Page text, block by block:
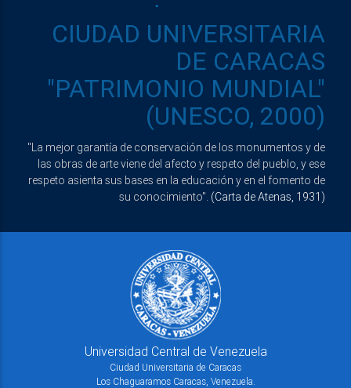
CIUDAD UNIVERSITARIA
DE CARACAS
"PATRIMONIO MUNDIAL"
(UNESCO, 2000)
"La mejor garantía de conservación de los monumentos y de
las obras de arte viene del afecto y respeto del pueblo, y ese
respeto asienta sus bases en la educación y en el fomento de
su conocimiento". (Carta de Atenas, 1931)
Universidad Central de Venezuela
Ciudad Universitaria de Caracas
Los Chaguaramos Caracas, Venezuela.